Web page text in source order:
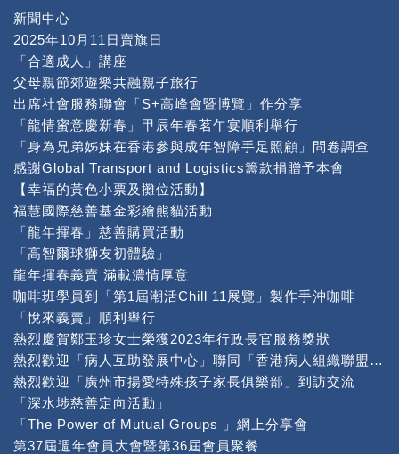
新聞中心
2025年10月11日賣旗日
「合適成人」講座
父母親節郊遊樂共融親子旅行
出席社會服務聯會「S+高峰會暨博覽」作分享
「龍情蜜意慶新春」甲辰年春茗午宴順利舉行
「身為兄弟姊妹在香港參與成年智障手足照顧」問卷調查
感謝Global Transport and Logistics籌款捐贈予本會
【幸福的黃色小票及攤位活動】
福慧國際慈善基金彩繪熊貓活動
「龍年揮春」慈善購買活動
「高智爾球獅友初體驗」
龍年揮春義賣 滿載濃情厚意
咖啡班學員到「第1屆潮活Chill 11展覽」製作手沖咖啡
「悅來義賣」順利舉行
熱烈慶賀鄭玉珍女士榮獲2023年行政長官服務獎狀
熱烈歡迎「病人互助發展中心」聯同「香港病人組織聯盟」到本中心交流
熱烈歡迎「廣州市揚愛特殊孩子家長俱樂部」到訪交流
「深水埗慈善定向活動」
「The Power of Mutual Groups 」網上分享會
第37屆週年會員大會暨第36屆會員聚餐